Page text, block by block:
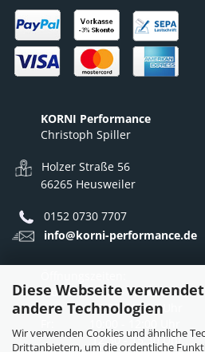
Diese Webseite
andere Technologien
Wir verwenden Cookies und ähnliche
Drittanbietern, um die ordentliche
KORNI Performance
Christoph Spiller
Holzer Straße 56
66265 Heusweiler
0152 0730 7707
info@korni-performance.de
Mo - Do: 10:00 - 12:00 Uhr
12:30 - 16:30 Uhr
12:30 - 15:30 Uhr